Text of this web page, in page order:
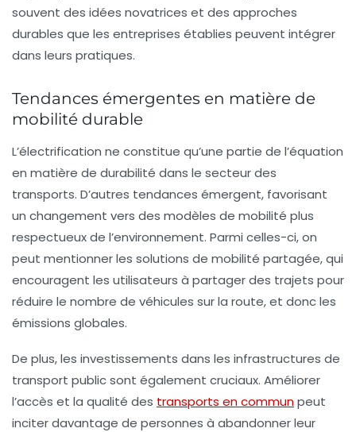
souvent des idées novatrices et des approches
durables que les entreprises établies peuvent intégrer
dans leurs pratiques.
Tendances émergentes en matière de
mobilité durable
L’électrification ne constitue qu’une partie de l’équation
en matière de durabilité dans le secteur des
transports. D’autres tendances émergent, favorisant
un changement vers des modèles de mobilité plus
respectueux de l’environnement. Parmi celles-ci, on
peut mentionner les solutions de mobilité partagée, qui
encouragent les utilisateurs à partager des trajets pour
réduire le nombre de véhicules sur la route, et donc les
émissions globales.
De plus, les investissements dans les infrastructures de
transport public sont également cruciaux. Améliorer
l’accès et la qualité des transports en communpeut
inciter davantage de personnes à abandonner leur